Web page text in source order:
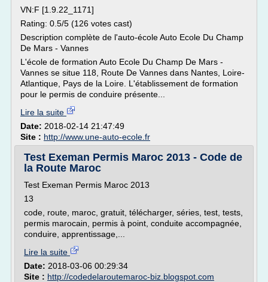
VN:F [1.9.22_1171]
Rating: 0.5/5 (126 votes cast)
Description complète de l'auto-école Auto Ecole Du Champ
De Mars - Vannes
L'école de formation Auto Ecole Du Champ De Mars -
Vannes se situe 118, Route De Vannes dans Nantes, Loire-
Atlantique, Pays de la Loire. L'établissement de formation
pour le permis de conduire présente...
Lire la suite
Date: 2018-02-14 21:47:49
Site : http://www.une-auto-ecole.fr
Test Exeman Permis Maroc 2013 - Code de
la Route Maroc
Test Exeman Permis Maroc 2013
13
code, route, maroc, gratuit, télécharger, séries, test, tests,
permis marocain, permis à point, conduite accompagnée,
conduire, apprentissage,...
Lire la suite
Date: 2018-03-06 00:29:34
Site : http://codedelaroutemaroc-biz.blogspot.com